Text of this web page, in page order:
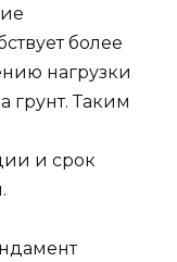
более
нагрузки
грунт. Таким
и срок